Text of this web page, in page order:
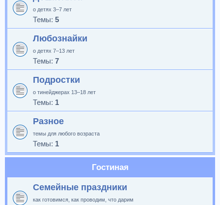
о детях 3–7 лет
Темы: 5
Любознайки
о детях 7–13 лет
Темы: 7
Подростки
о тинейджерах 13–18 лет
Темы: 1
Разное
темы для любого возраста
Темы: 1
Гостиная
Семейные праздники
как готовимся, как проводим, что дарим